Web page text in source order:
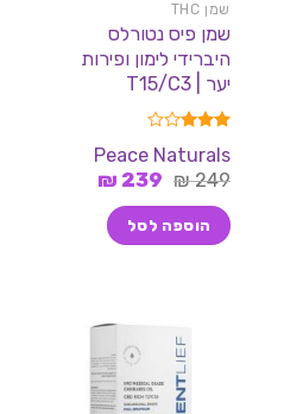
שמן THC
שמן פיס נטורלס
היברידי לימון ופירות
יער | T15/C3
דורג
3.00
מתוך 5
Peace Naturals
249
₪ המחיר
היה:
249 ₪.
239
₪המחיר
הוספה לסל